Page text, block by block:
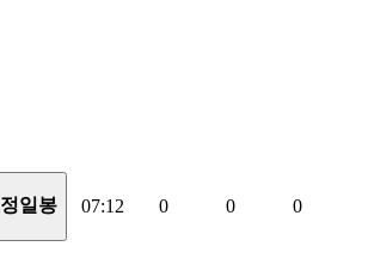
정일봉 07:12 0 0 0